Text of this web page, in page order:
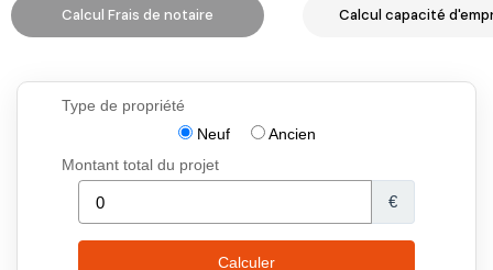
Calcul Frais de notaire Calcul capacité